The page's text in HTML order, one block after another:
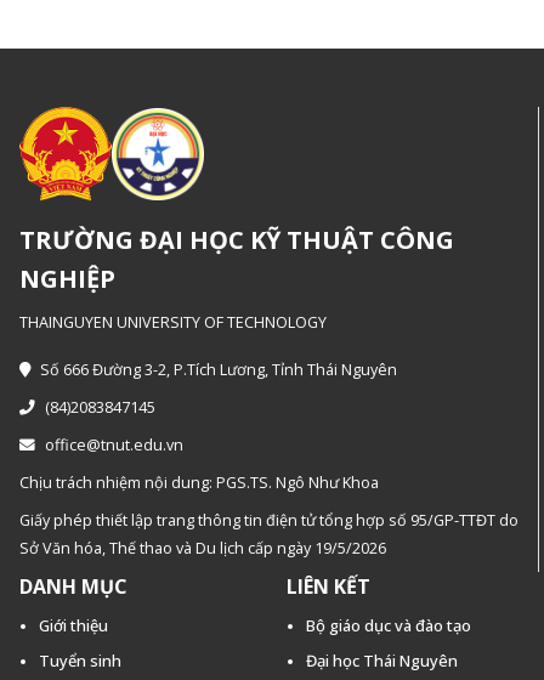
TRƯỜNG ĐẠI HỌC KỸ THUẬT CÔNG
NGHIỆP
THAINGUYEN UNIVERSITY OF TECHNOLOGY
Số 666 Đường 3-2, P.Tích Lương, Tỉnh Thái Nguyên
(84)2083847145
office@tnut.edu.vn
Chịu trách nhiệm nội dung: PGS.TS. Ngô Như Khoa
Giấy phép thiết lập trang thông tin điện tử tổng hợp số 95/GP-TTĐT do
Sở Văn hóa, Thế thao và Du lịch cấp ngày 19/5/2026
DANH MỤC
Giới thiệu
Tuyển sinh
LIÊN KẾT
Bộ giáo dục và đào tạo
Đại học Thái Nguyên